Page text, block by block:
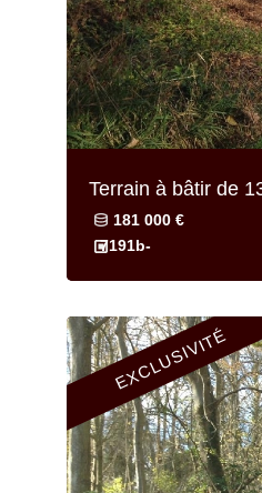
Terrain à bâtir de
181 000 €
7191b-
EXCLUSIVITÉ